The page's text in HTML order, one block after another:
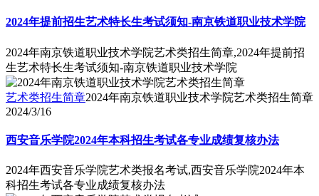
2024年提前招生艺术特长生考试须知-南京铁道职业技术学院
2024年南京铁道职业技术学院艺术类招生简章,2024年提前招
生艺术特长生考试须知-南京铁道职业技术学院
艺术类招生简章2024年南京铁道职业技术学院艺术类招生简章
2024/3/16
西安音乐学院2024年本科招生考试各专业成绩复核办法
2024年西安音乐学院艺术类报名考试,西安音乐学院2024年本
科招生考试各专业成绩复核办法